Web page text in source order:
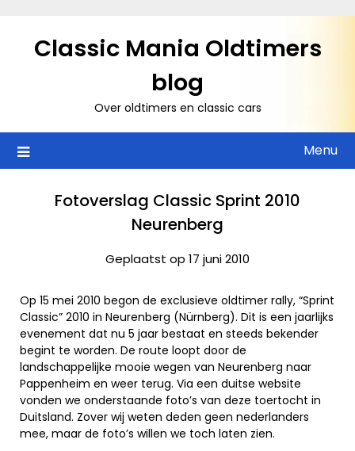
Classic Mania Oldtimers
blog
Over oldtimers en classic cars
Menu
Fotoverslag Classic Sprint 2010
Neurenberg
Geplaatst op 17 juni 2010
Op 15 mei 2010 begon de exclusieve oldtimer rally, “Sprint
Classic” 2010 in Neurenberg (Nürnberg). Dit is een jaarlijks
evenement dat nu 5 jaar bestaat en steeds bekender
begint te worden. De route loopt door de
landschappelijke mooie wegen van Neurenberg naar
Pappenheim en weer terug. Via een duitse website
vonden we onderstaande foto’s van deze toertocht in
Duitsland. Zover wij weten deden geen nederlanders
mee, maar de foto’s willen we toch laten zien.